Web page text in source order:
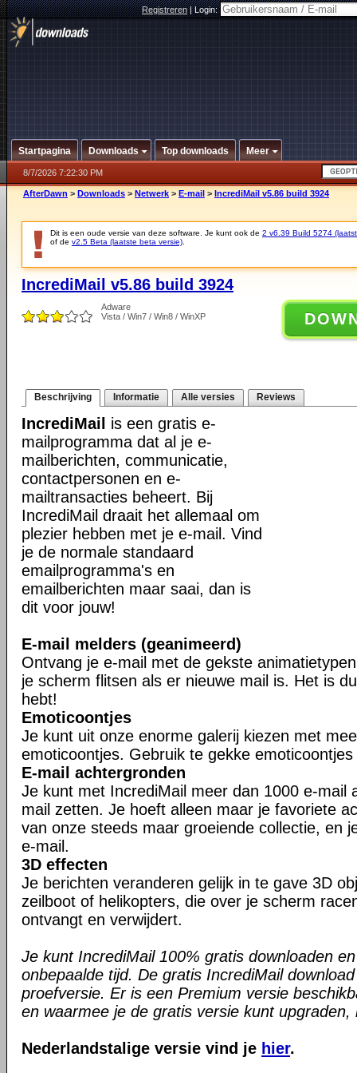
Registreren|Login:
Startpagina Downloads Top downloads Meer
8/7/2026 7:22:30 PM
AfterDawn > Downloads > Netwerk > E-mail > IncrediMail v5.86 build 3924
Dit is een oude versie van deze software. Je kunt ook de 2 v6.39 Build 5274
of de v2.5 Beta (laatste beta versie)
IncrediMail v5.86 build 3924
Adware
Vista / Win7 / Win8 / WinXP
Beschrijving Informatie Alle versies Reviews
IncrediMail
is een gratis e-
mailprogramma dat al je e-
mailberichten, communicatie,
contactpersonen en e-
mailtransacties beheert. Bij
IncrediMail draait het allemaal om
plezier hebben met je e-mail. Vind
je de normale standaard
emailprogramma's en
emailberichten maar saai, dan is
dit voor jouw!
E-mail melders (geanimeerd)
Ontvang je e-mail met de gekste
je scherm flitsen als er nieuwe mail is. Het is
hebt!
Emoticoontjes
Je kunt uit onze enorme galerij kiezen met
emoticoontjes. Gebruik te gekke
E-mail achtergronden
Je kunt met IncrediMail meer dan 1000 e-mail
mail zetten. Je hoeft alleen maar je favoriete
van onze steeds maar groeiende collectie, en
e-mail.
3D effecten
Je berichten veranderen gelijk in te gave 3D
zeilboot of helikopters, die over je scherm
ontvangt en verwijdert.
Je kunt IncrediMail 100% gratis downloaden
onbepaalde tijd. De gratis IncrediMail
proefversie. Er is een Premium versie
en waarmee je de gratis versie kunt
Nederlandstalige versie vind je hier.